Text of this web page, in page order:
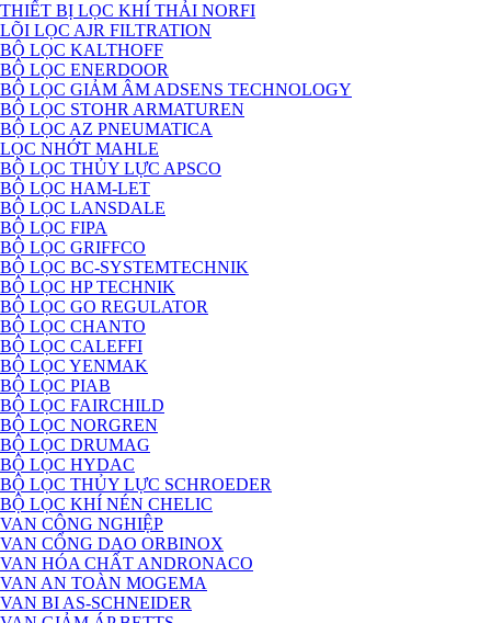
THIẾT BỊ LỌC KHÍ THẢI NORFI
LÕI LỌC AJR FILTRATION
BỘ LỌC KALTHOFF
BỘ LỌC ENERDOOR
BỘ LỌC GIẢM ÂM ADSENS TECHNOLOGY
BỘ LỌC STOHR ARMATUREN
BỘ LỌC AZ PNEUMATICA
LỌC NHỚT MAHLE
BỘ LỌC THỦY LỰC APSCO
BỘ LỌC HAM-LET
BỘ LỌC LANSDALE
BỘ LỌC FIPA
BỘ LỌC GRIFFCO
BỘ LỌC BC-SYSTEMTECHNIK
BỘ LỌC HP TECHNIK
BỘ LỌC GO REGULATOR
BỘ LỌC CHANTO
BỘ LỌC CALEFFI
BỘ LỌC YENMAK
BỘ LỌC PIAB
BỘ LỌC FAIRCHILD
BỘ LỌC NORGREN
BỘ LỌC DRUMAG
BỘ LỌC HYDAC
BỘ LỌC THỦY LỰC SCHROEDER
BỘ LỌC KHÍ NÉN CHELIC
VAN CÔNG NGHIỆP
VAN CỔNG DAO ORBINOX
VAN HÓA CHẤT ANDRONACO
VAN AN TOÀN MOGEMA
VAN BI AS-SCHNEIDER